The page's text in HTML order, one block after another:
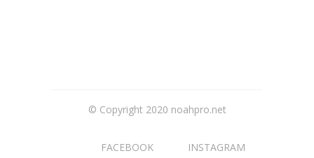
© Copyright 2020 noahpro.net
FACEBOOK INSTAGRAM